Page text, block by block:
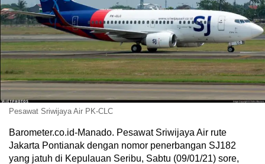
Pesawat Sriwijaya Air PK-CLC
Barometer.co.id-Manado. Pesawat Sriwijaya Air rute
Jakarta Pontianak dengan nomor penerbangan SJ182
yang jatuh di Kepulauan Seribu, Sabtu (09/01/21) sore,